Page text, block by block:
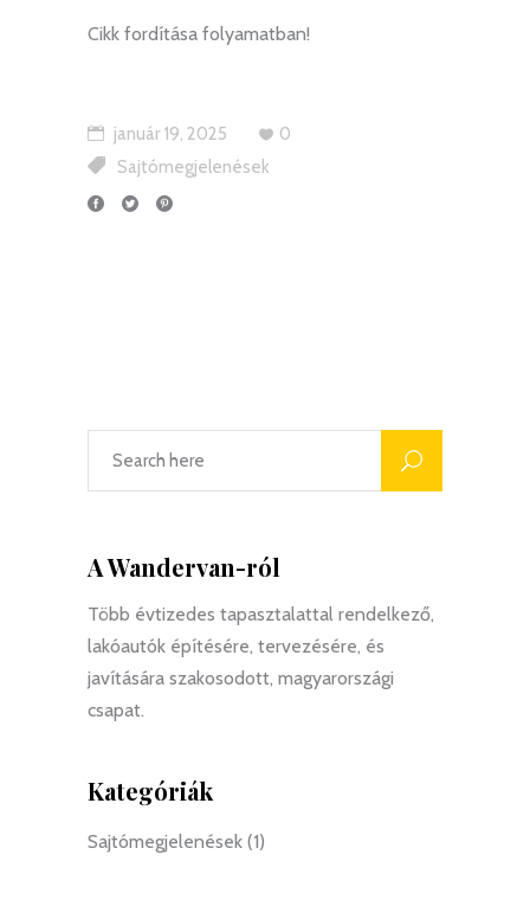
Cikk fordítása folyamatban!
január 19, 2025
0
Sajtómegjelenések
A Wandervan-ról
Több évtizedes tapasztalattal rendelkező,
lakóautók építésére, tervezésére, és
javítására szakosodott, magyarországi
csapat.
Kategóriák
Sajtómegjelenések (1)